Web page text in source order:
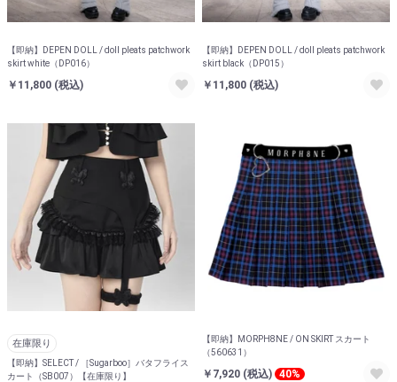
【即納】DEPEN DOLL / doll pleats patchwork
skirt white（DP016）
￥11,800 (税込)
【即納】DEPEN DOLL / doll pleats patchwork
skirt black（DP015）
￥11,800 (税込)
在庫限り
【即納】SELECT / ［Sugarboo］バタフライス
カート（SB007）【在庫限り】
【即納】MORPH8NE / ON SKIRT スカート
（560631）
￥7,920 (税込) 40%